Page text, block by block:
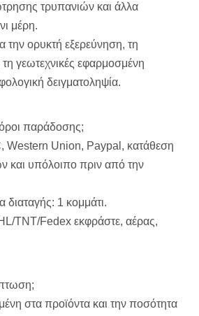
(χιλ.)
Πλανητικός τύπος
(KN)
22
0,606, 2,2, 3,35
160
τρυπανιών και άλλα
μέρη.
την ορυκτή εξερεύνηση, τη
γεωτεχνικές εφαρμοσμένη
δειγματοληψία.
παράδοσης;
Western Union, Paypal, κατάθεση
και υπόλοιπο πριν από την
διαταγής: 1 κομμάτι.
TNT/Fedex εκφράστε, αέρας,
στα προϊόντα και την ποσότητα